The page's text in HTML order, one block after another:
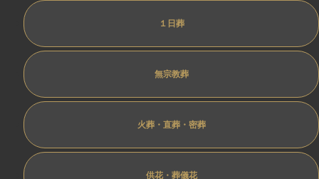
１日葬
無宗教葬
火葬・直葬・密葬
供花・葬儀花